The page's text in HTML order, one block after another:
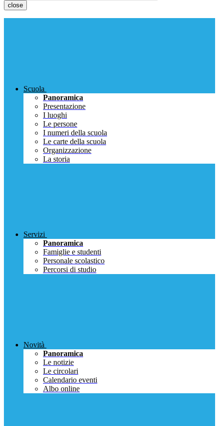
close
Scuola
Panoramica
Presentazione
I luoghi
Le persone
I numeri della scuola
Le carte della scuola
Organizzazione
La storia
Servizi
Panoramica
Famiglie e studenti
Personale scolastico
Percorsi di studio
Novità
Panoramica
Le notizie
Le circolari
Calendario eventi
Albo online